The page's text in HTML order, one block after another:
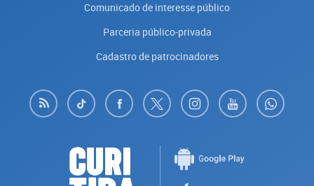
Comunicado de interesse público
Parceria público-privada
Cadastro de patrocinadores